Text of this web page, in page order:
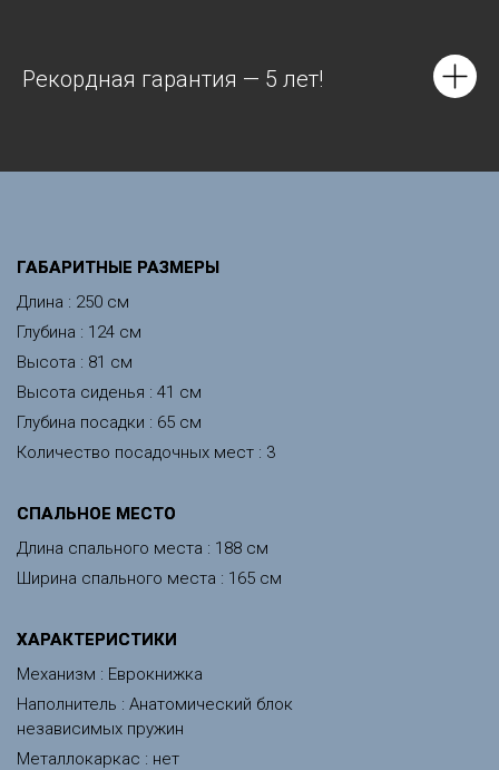
Рекордная гарантия — 5 лет!
ГАБАРИТНЫЕ РАЗМЕРЫ
Длина : 250 см
Глубина : 124 см
Высота : 81 см
Высота сиденья : 41 см
Глубина посадки : 65 см
Количество посадочных мест : 3
CПАЛЬНОЕ МЕСТО
Длина спального места : 188 см
Ширина спального места : 165 см
ХАРАКТЕРИСТИКИ
Механизм : Еврокнижка
Наполнитель : Анатомический блок
независимых пружин
Металлокаркас : нет